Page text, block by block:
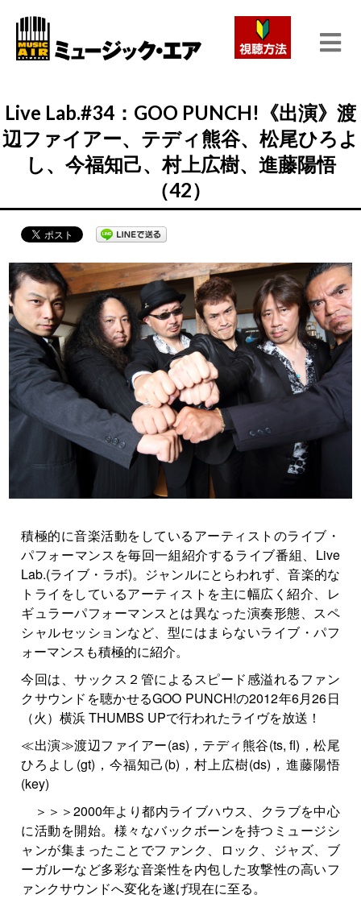
Live Lab.#34：GOO PUNCH!《出演》渡
辺ファイアー、テディ熊谷、松尾ひろよ
し、今福知己、村上広樹、進藤陽悟
（42）
積極的に音楽活動をしているアーティストのライブ・
パフォーマンスを毎回一組紹介するライブ番組、Live
Lab.(ライブ・ラボ)。ジャンルにとらわれず、音楽的な
トライをしているアーティストを主に幅広く紹介、レ
ギュラーパフォーマンスとは異なった演奏形態、スペ
シャルセッションなど、型にはまらないライブ・パフ
ォーマンスも積極的に紹介。
今回は、サックス２管によるスピード感溢れるファン
クサウンドを聴かせるGOO PUNCH!の2012年6月26日
（火）横浜 THUMBS UPで行われたライヴを放送！
≪出演≫渡辺ファイアー(as)，テディ熊谷(ts, fl)，松尾
ひろよし(gt)，今福知己(b)，村上広樹(ds)，進藤陽悟
(key)
＞＞＞2000年より都内ライブハウス、クラブを中心
に活動を開始。様々なバックボーンを持つミュージシ
ャンが集まったことでファンク、ロック、ジャズ、ブ
ーガルーなど多彩な音楽性を内包した攻撃性の高いフ
ァンクサウンドへ変化を遂げ現在に至る。